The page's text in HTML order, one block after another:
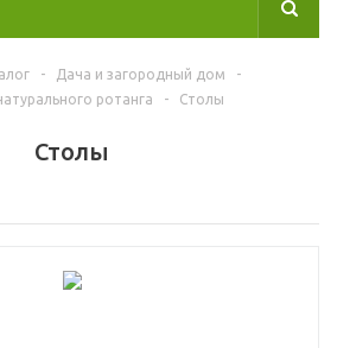
- Дача и загородный дом
-
ротанга
- Столы
Столы